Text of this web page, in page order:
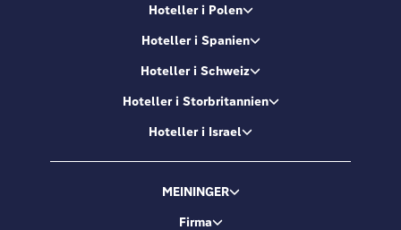
Hoteller i Polen
Hoteller i Spanien
Hoteller i Schweiz
Hoteller i Storbritannien
Hoteller i Israel
MEININGER
Firma